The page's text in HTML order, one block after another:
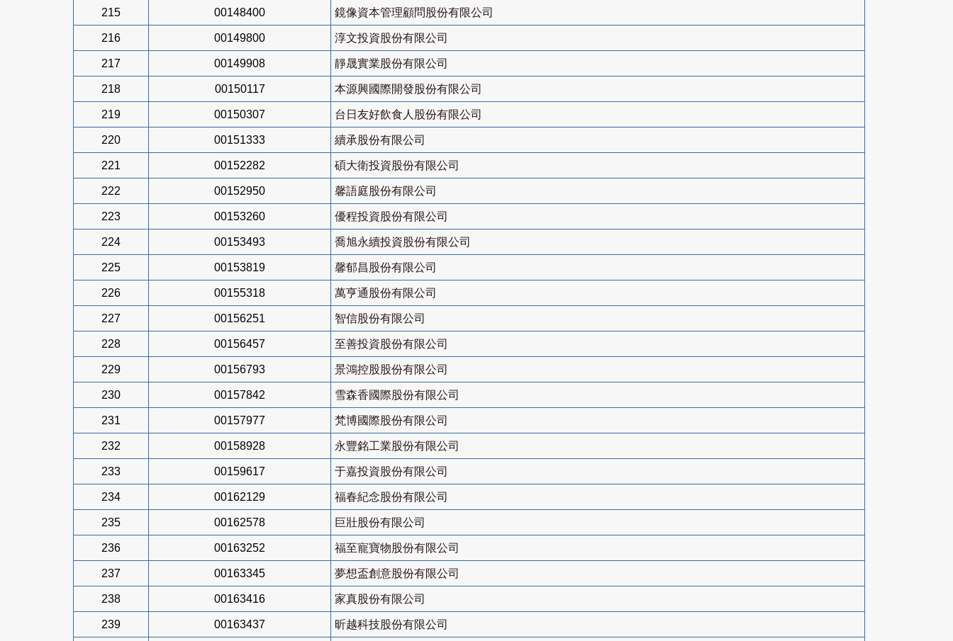
215 00148400 鏡像資本管理顧問股份有限公司
216 00149800 淳文投資股份有限公司
217 00149908 靜晟實業股份有限公司
218 00150117 本源興國際開發股份有限公司
219 00150307 台日友好飲食人股份有限公司
220 00151333 續承股份有限公司
221 00152282 碩大衛投資股份有限公司
222 00152950 馨語庭股份有限公司
223 00153260 優程投資股份有限公司
224 00153493 喬旭永續投資股份有限公司
225 00153819 馨郁昌股份有限公司
226 00155318 萬亨通股份有限公司
227 00156251 智信股份有限公司
228 00156457 至善投資股份有限公司
229 00156793 景鴻控股股份有限公司
230 00157842 雪森香國際股份有限公司
231 00157977 梵博國際股份有限公司
232 00158928 永豐銘工業股份有限公司
233 00159617 于嘉投資股份有限公司
234 00162129 福春紀念股份有限公司
235 00162578 巨壯股份有限公司
236 00163252 福至寵寶物股份有限公司
237 00163345 夢想盃創意股份有限公司
238 00163416 家真股份有限公司
239 00163437 昕越科技股份有限公司